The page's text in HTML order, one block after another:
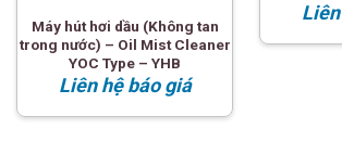
Máy hút hơi dầu (Không tan
trong nước) – Oil Mist Cleaner
YOC Type – YHB
Liên hệ báo giá